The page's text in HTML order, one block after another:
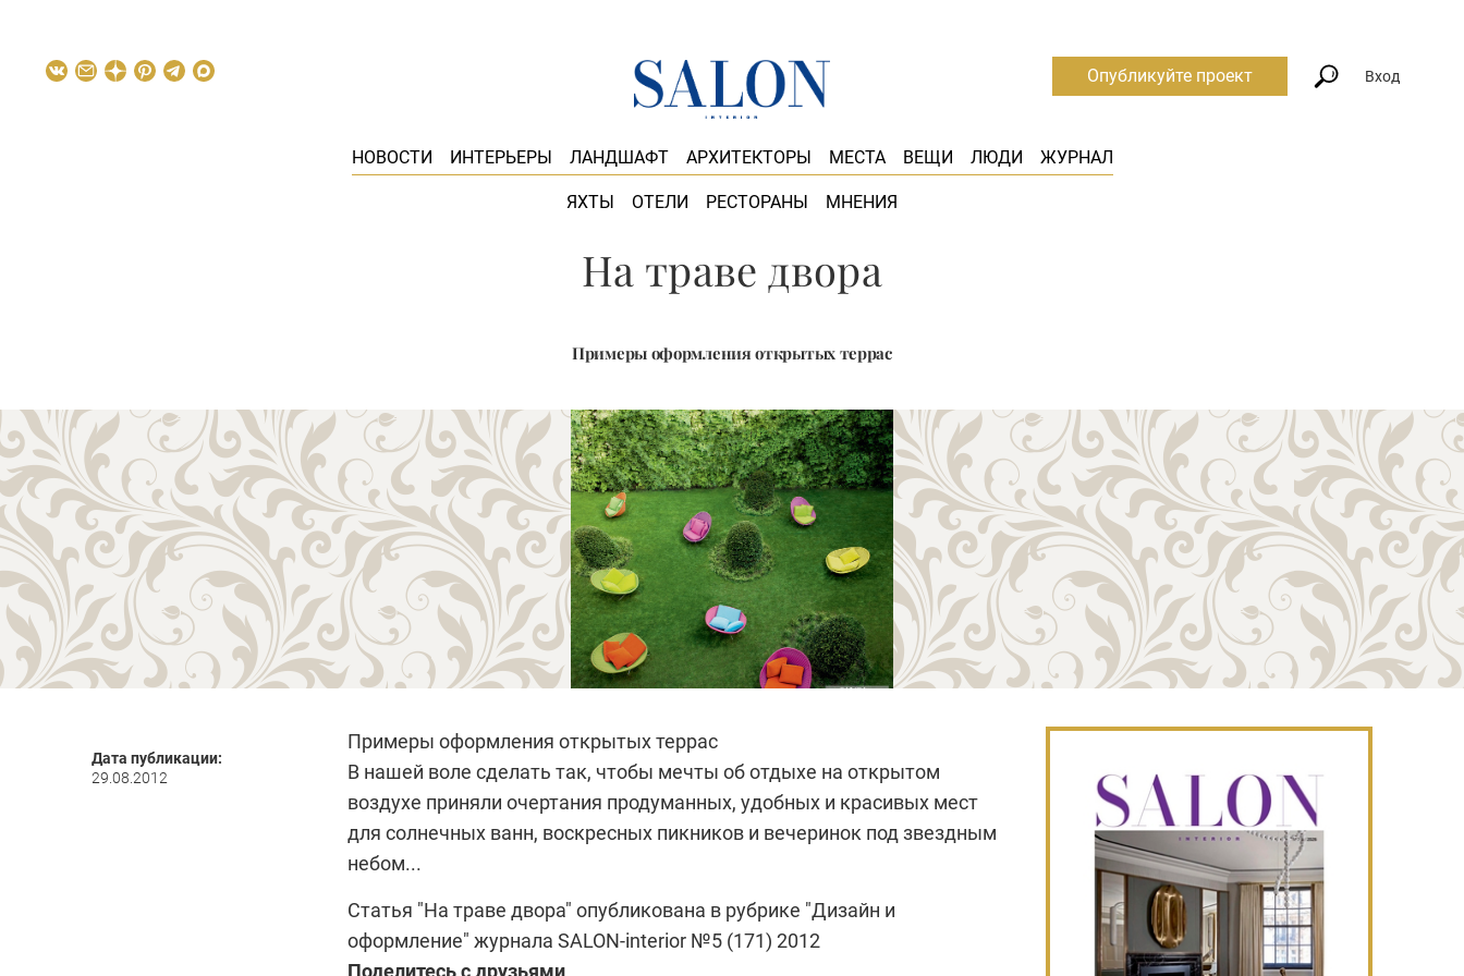
НОВОСТИ ИНТЕРЬЕРЫ ЛАНДШАФТ АРХИТЕКТОРЫ МЕСТА ВЕЩИ ЛЮДИ ЖУРНАЛ
ЯХТЫ ОТЕЛИ РЕСТОРАНЫ МНЕНИЯ
Опубликуйте проект Вход
На траве двора
Примеры оформления открытых террас
Дата публикации:
29.08.2012
Примеры оформления открытых террас
В нашей воле сделать так, чтобы мечты об отдыхе на открытом
воздухе приняли очертания продуманных, удобных и красивых мест
для солнечных ванн, воскресных пикников и вечеринок под звездным
небом...
Статья "На траве двора" опубликована в рубрике "Дизайн и
оформление" журнала SALON-interior №5 (171) 2012
Поделитесь с друзьями